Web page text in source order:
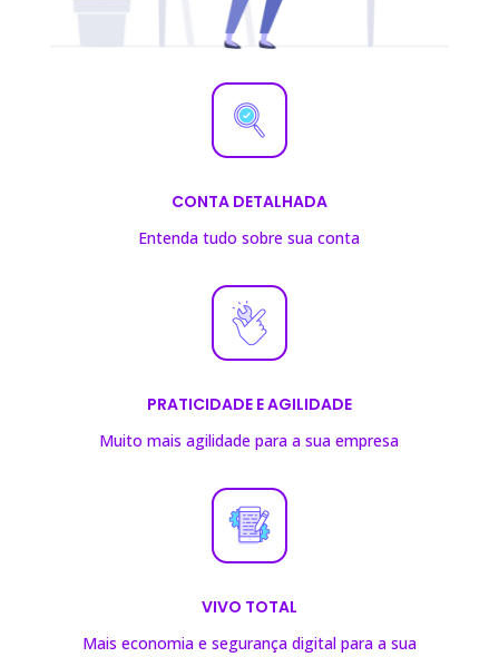
CONTA DETALHADA
Entenda tudo sobre sua conta
PRATICIDADE E AGILIDADE
Muito mais agilidade para a sua empresa
VIVO TOTAL
Mais economia e segurança digital para a sua